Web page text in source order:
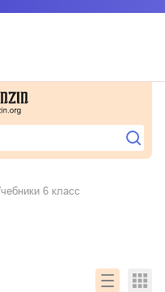
учебники 6 класс